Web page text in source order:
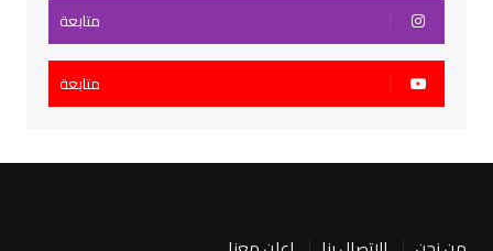
متابعة
متابعة